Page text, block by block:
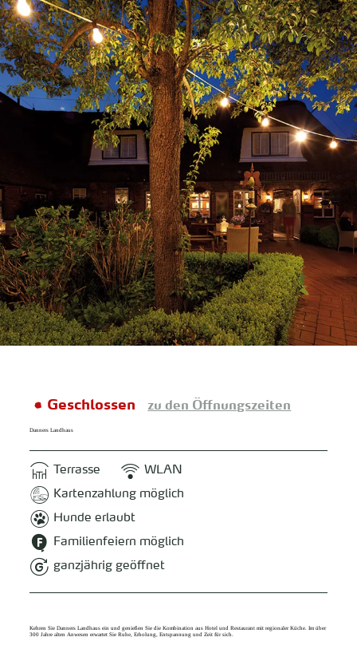
Menü
Suchen
Unterkunft
zurück zur Startseite
Geschlossen zu den Öffnungszeiten
Danners Landhaus
Terrasse
WLAN
Kartenzahlung möglich
Hunde erlaubt
Familienfeiern möglich
ganzjährig geöffnet
Kehren Sie Danners Landhaus ein und genießen Sie die Kombination aus Hotel und Restaurant mit regionaler Küche. Im über
300 Jahre alten Anwesen erwartet Sie Ruhe, Erholung, Entspannung und Zeit für sich.